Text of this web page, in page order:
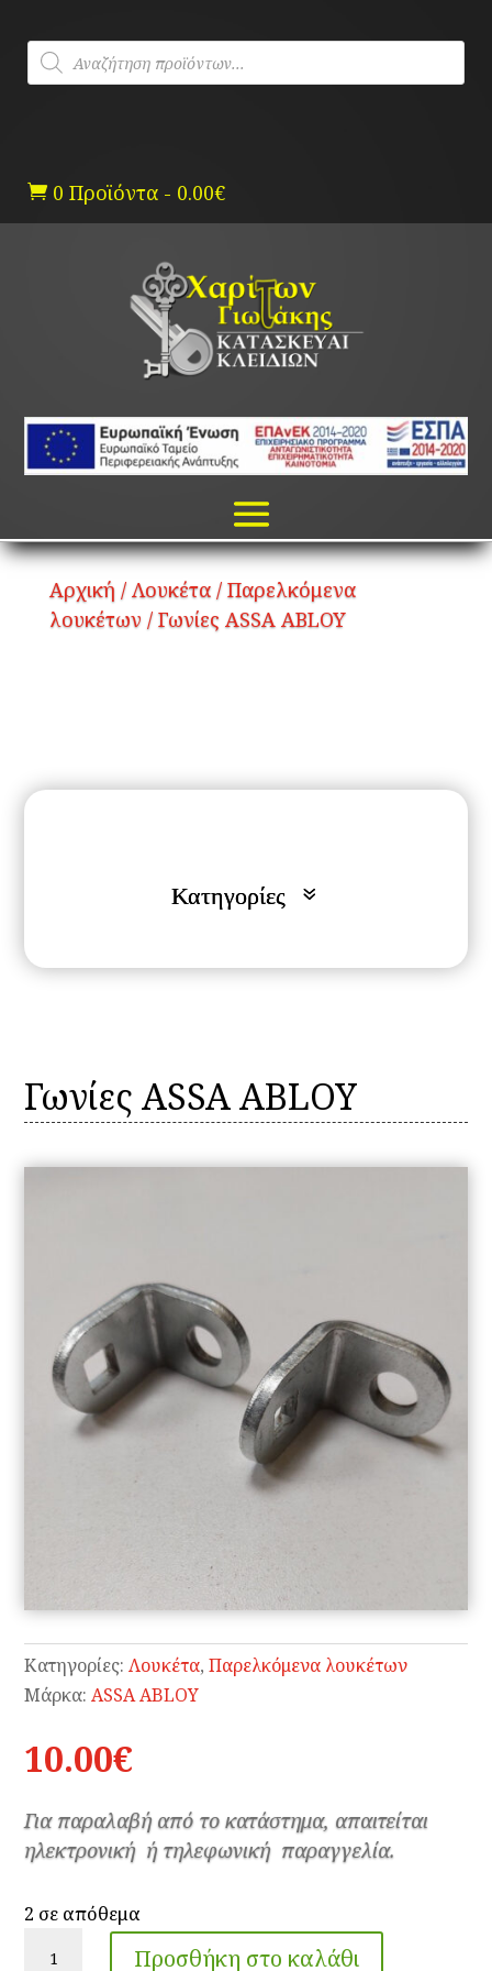
content
Products
search
 0 Προϊόντα - 0.00€
Αρχική / Λουκέτα/ Παρελκόμενα
λουκέτων / Γωνίες ASSA ABLOY
Γωνίες ASSA ABLOY
Κατηγορίες:Λουκέτα,Παρελκόμενα λουκέτων
Μάρκα:ASSA ABLOY
10.00€
Για παραλαβή από το κατάστημα, απαιτείται
ηλεκτρονική ή τηλεφωνική παραγγελία.
2 σε απόθεμα
Προσθήκη στο καλάθι